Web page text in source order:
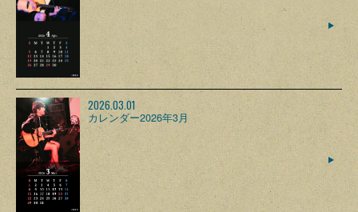
2026.03.01
カレンダー2026年3月